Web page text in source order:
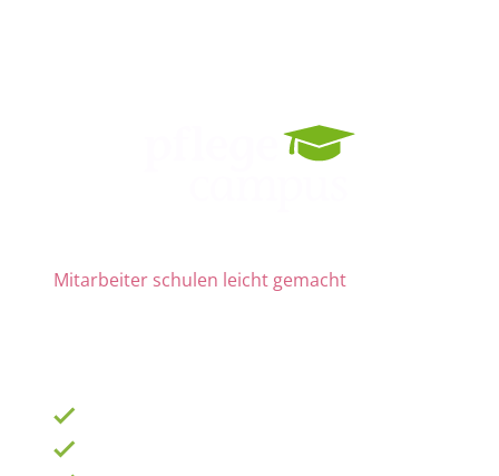
Mitarbeiter schulen leicht gemacht